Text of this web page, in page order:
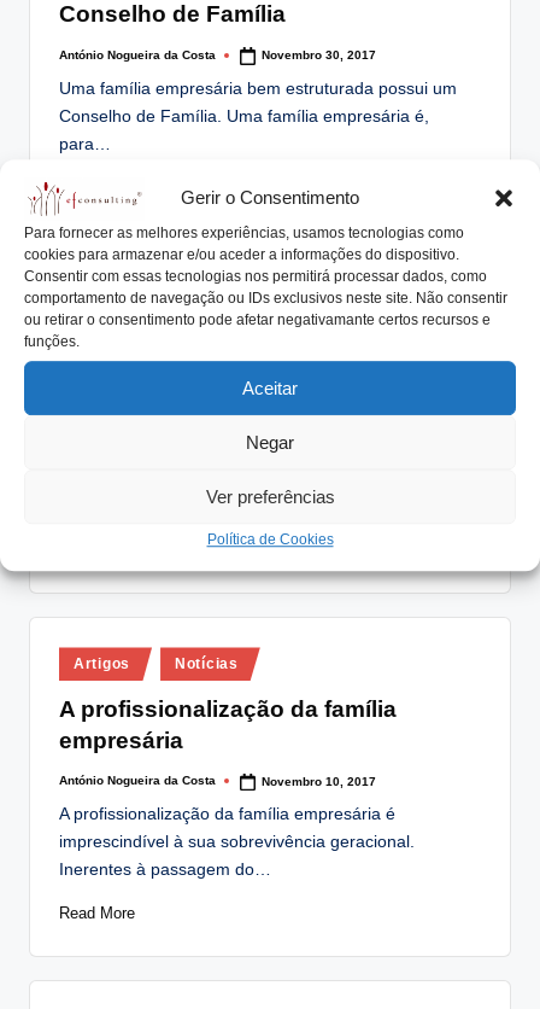
Gerir o Consentimento
Para fornecer as melhores experiências, usamos tecnologias como
cookies para armazenar e/ou aceder a informações do dispositivo.
Consentir com essas tecnologias nos permitirá processar dados, como
comportamento de navegação ou IDs exclusivos neste site. Não consentir
ou retirar o consentimento pode afetar negativamante certos recursos e
funções.
Aceitar
Negar
Ver preferências
Política de Cookies
Conselho de Família
Posted
António Nogueira da Costa Novembro 30, 2017
Uma família empresária bem estruturada possui um
Conselho de Família. Uma família empresária é,
para…
Read More
Posted
in
Artigos Notícias
O protocolo familiar é uma ferramenta
António Nogueira da Costa Novembro 24, 2017
O protocolo familiar é uma ferramenta anticonflitos
Posted
in
Artigos Notícias
A profissionalização da família
empresária
Posted
António Nogueira da Costa Novembro 10, 2017
A profissionalização da família empresária é
imprescindível à sua sobrevivência geracional.
Inerentes à passagem do…
Read More